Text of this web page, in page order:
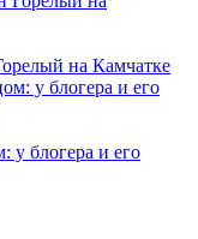
на Камчатке
у блогера и его